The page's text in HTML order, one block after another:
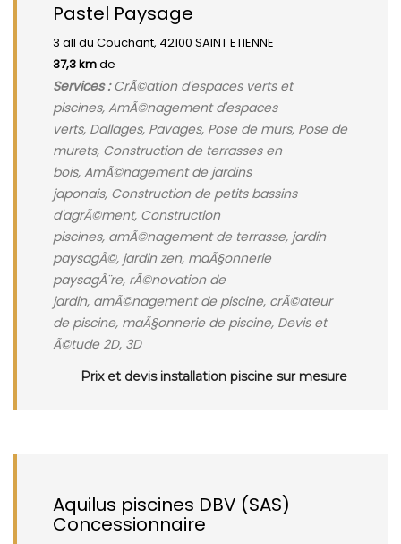
Pastel Paysage
3 all du Couchant, 42100 SAINT ETIENNE
37,3 kmde
Services :CrÃ©ation d'espaces verts et
piscines, AmÃ©nagement d'espaces
verts, Dallages, Pavages, Pose de murs, Pose de
murets, Construction de terrasses en
bois, AmÃ©nagement de jardins
japonais, Construction de petits bassins
d'agrÃ©ment, Construction
piscines, amÃ©nagement de terrasse, jardin
paysagÃ©, jardin zen, maÃ§onnerie
paysagÃ¨re, rÃ©novation de
jardin, amÃ©nagement de piscine, crÃ©ateur
de piscine, maÃ§onnerie de piscine, Devis et
Ã©tude 2D, 3D
Prix et devis installation piscine sur mesure
Aquilus piscines DBV (SAS)
Concessionnaire